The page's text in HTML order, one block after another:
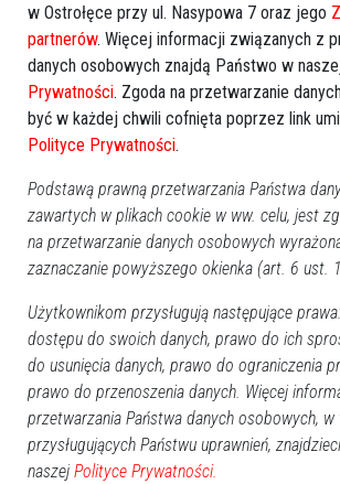
Pn
Wt Śr Cz Pt So
27
28 29 30 31 1
3
4 5 6 7 8
10
11 12 13 14 15
17
18 19
24
25 26 27 28 29
31
1 2 3 4 5
Dzisiaj:
Imprezy, Bale, Dancingi
20:00
Zabawa odpustowa w Brodowych
Wydarzenia
Dionizje 2026
Rajd rowerowy pamięci marynarzy i
Turniej charytatywny "Gramy dla Neli"
Piknik rodzinny w Wachu
w Ostrołęce przy ul. Nasypowa 7 oraz jego
partnerów. Więcej informacji związanych z
danych osobowych znajdą Państwo w
Prywatności. Zgoda na przetwarzanie
być w każdej chwili cofnięta poprzez link
Polityce Prywatności.
Podstawą prawną przetwarzania Państwa
zawartych w plikach cookie w ww. celu, jest
na przetwarzanie danych osobowych
zaznaczanie powyższego okienka (art. 6 ust.
Użytkownikom przysługują następujące
dostępu do swoich danych, prawo do ich
do usunięcia danych, prawo do ograniczenia
prawo do przenoszenia danych. Więcej
przetwarzania Państwa danych osobowych, w
przysługujących Państwu uprawnień,
naszej Polityce Prywatności.